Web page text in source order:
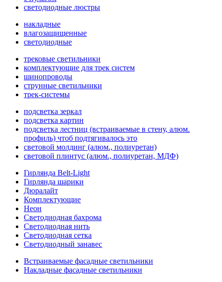
светодиодные люстры
накладные
влагозащищенные
светодиодные
трековые светильники
комплектующие для трек систем
шинопроводы
струнные светильники
трек-системы
подсветка зеркал
подсветка картин
подсветка лестниц (встраиваемые в стену, алюм.
профиль) чтоб подтягивалось это
световой молдинг (алюм., полиуретан)
световой плинтус (алюм., полиуретан, МДФ)
Гирлянда Belt-Light
Гирлянда шарики
Дюралайт
Комплектующие
Неон
Светодиодная бахрома
Светодиодная нить
Светодиодная сетка
Светодиодный занавес
Встраиваемые фасадные светильники
Накладные фасадные светильники